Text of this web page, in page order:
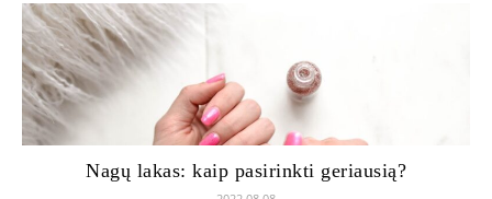
Nagų lakas: kaip pasirinkti geriausią?